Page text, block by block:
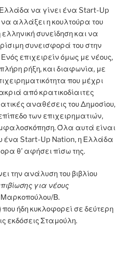
να γίνει ένα Start-Up
αλλάξει η κουλτούρα του
συνείδηση και να
συνεισφορά του στην
επιχειρείν όμως με νέους,
πλήρη ρήξη, και διαφωνία, με
που μέχρι
από κρατικοδίαιτες
αναθέσεις του Δημοσίου,
των επιχειρηματιών,
Όλα αυτά είναι
ένα Start-Up Nation, η Ελλάδα
θ’ αφήσει πίσω της.
την ανάλυση του βιβλίου
για νέους
Μαρκοπούλου/Β.
ήδη κυκλοφορεί σε δεύτερη
εκδόσεις Σταμούλη.